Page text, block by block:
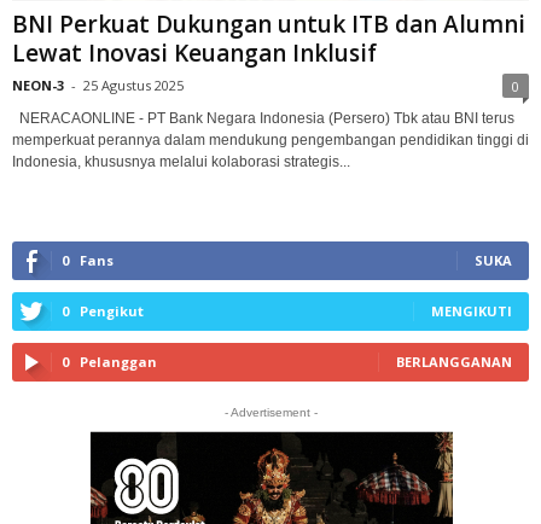
BNI Perkuat Dukungan untuk ITB dan Alumni
Lewat Inovasi Keuangan Inklusif
NEON-3 - 25 Agustus 2025 0
NERACAONLINE - PT Bank Negara Indonesia (Persero) Tbk atau BNI terus
memperkuat perannya dalam mendukung pengembangan pendidikan tinggi di
Indonesia, khususnya melalui kolaborasi strategis...
0 Fans SUKA
0 Pengikut MENGIKUTI
0 Pelanggan BERLANGGANAN
- Advertisement -